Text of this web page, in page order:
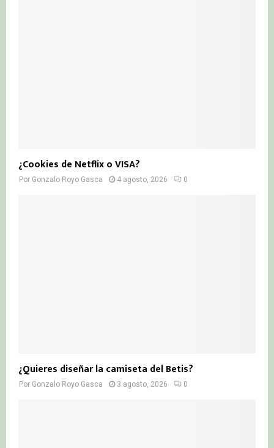
¿Cookies de Netflix o VISA?
Por Gonzalo Royo Gasca 4 agosto, 2026 0
¿Quieres diseñar la camiseta del Betis?
Por Gonzalo Royo Gasca 3 agosto, 2026 0